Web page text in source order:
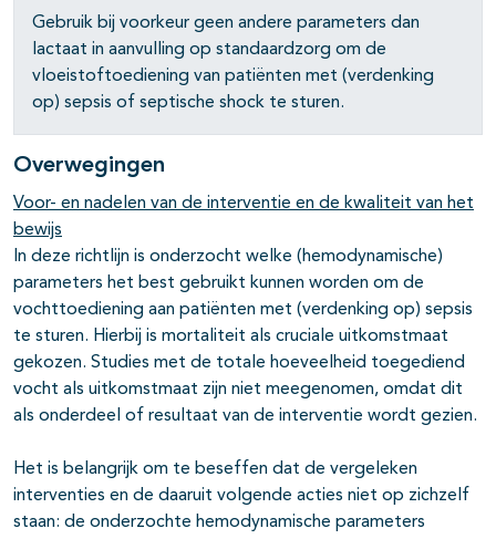
Gebruik bij voorkeur geen andere parameters dan
lactaat in aanvulling op standaardzorg om de
vloeistoftoediening van patiënten met (verdenking
op) sepsis of septische shock te sturen.
Overwegingen
Voor- en nadelen van de interventie en de kwaliteit van het
bewijs
In deze richtlijn is onderzocht welke (hemodynamische)
parameters het best gebruikt kunnen worden om de
vochttoediening aan patiënten met (verdenking op) sepsis
te sturen. Hierbij is mortaliteit als cruciale uitkomstmaat
gekozen. Studies met de totale hoeveelheid toegediend
vocht als uitkomstmaat zijn niet meegenomen, omdat dit
als onderdeel of resultaat van de interventie wordt gezien.
Het is belangrijk om te beseffen dat de vergeleken
interventies en de daaruit volgende acties niet op zichzelf
staan: de onderzochte hemodynamische parameters